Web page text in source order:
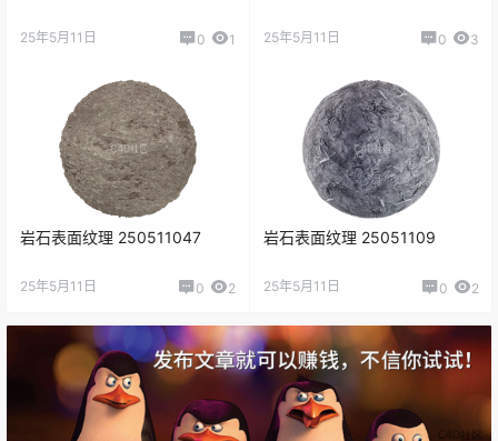
25年5月11日 0 1 25年5月11日 0 3
岩石表面纹理 250511047
25年5月11日 0 2
岩石表面纹理 25051109
25年5月11日 0 2